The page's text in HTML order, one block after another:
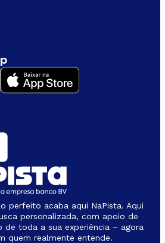
perfeito acaba aqui NaPista. Aqui
personalizada, com apoio de
de toda a sua experiência – agora
quem realmente entende.